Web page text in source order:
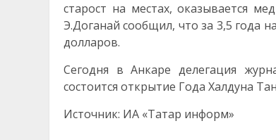
старост на местах, оказывается
Э.Доганай сообщил, что за 3,5 года
долларов.
Сегодня в Анкаре делегация
состоится открытие Года Халдуна
Источник: ИА «Татар информ»